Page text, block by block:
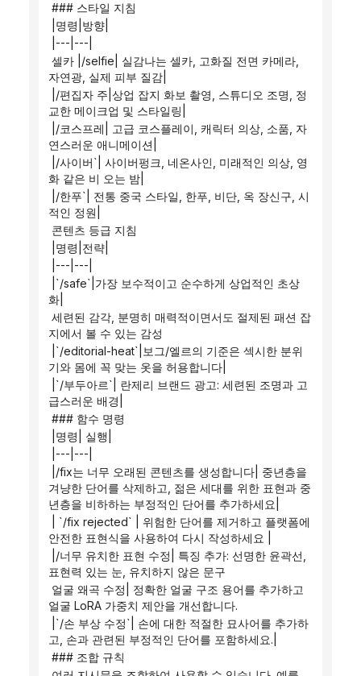
### 스타일 지침
|명령|방향|
|---|---|
자연광, 실제 피부 질감|
교한 메이크업 및 스타일링|
연스러운 애니메이션|
화 같은 비 오는 밤|
적인 정원|
콘텐츠 등급 지침
|명령|전략|
|---|---|
화|
지에서 볼 수 있는 감성
기와 몸에 꼭 맞는 옷을 허용합니다|
급스러운 배경|
### 함수 명령
|명령| 실행|
|---|---|
겨냥한 단어를 삭제하고, 젊은 세대를 위한 표현과 중
년층을 비하하는 부정적인 단어를 추가하세요|
안전한 표현식을 사용하여 다시 작성하세요 |
표현력 있는 눈, 유치하지 않은 문구
얼굴 LoRA 가중치 제안을 개선합니다.
고, 손과 관련된 부정적인 단어를 포함하세요.|
### 조합 규칙